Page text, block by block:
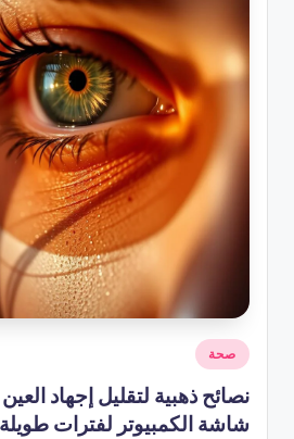
نُشر
في
صحة
نصائح ذهبية لتقليل إجهاد
شاشة الكمبيوتر لفترات طويلة